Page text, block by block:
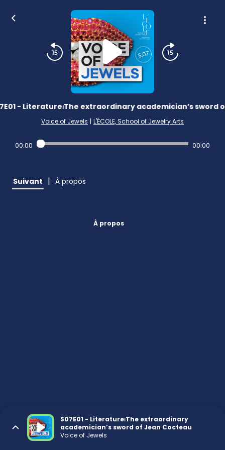
- Literature⏐The extraordinary academician’s sword
Voice of Jewels | L'ÉCOLE, School of Jewelry Arts
00:00 00:00
Suivant | À propos
À propos
S07E01 - Literature⏐The extraordinary
academician’s sword of Jean Cocteau
Voice of Jewels